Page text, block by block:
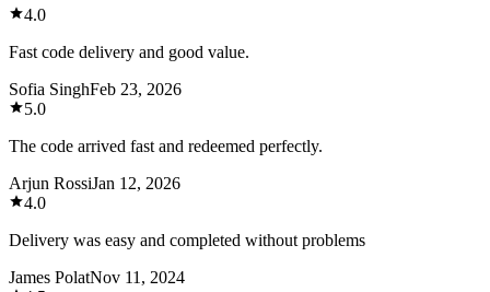
4.0
Fast code delivery and good value.
Sofia SinghFeb 23, 2026
5.0
The code arrived fast and redeemed perfectly.
Arjun RossiJan 12, 2026
4.0
Delivery was easy and completed without problems
James PolatNov 11, 2024